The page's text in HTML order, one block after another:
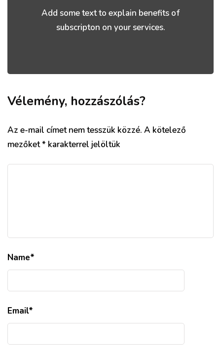
Add some text to explain benefits of
subscripton on your services.
Vélemény, hozzászólás?
Az e-mail címet nem tesszük közzé. A kötelező
mezőket* karakterrel jelöltük
Name*
Email*